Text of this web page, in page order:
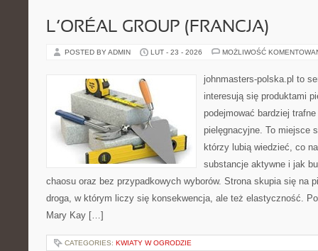
L’ORÉAL GROUP (FRANCJA)
POSTED BY ADMIN LUT - 23 - 2026 MOŻLIWOŚĆ
johnmasters-polska.pl to
interesują się produktami
podejmować bardziej
pielęgnacyjne. To miejsce
którzy lubią wiedzieć, co
substancje aktywne i jak
chaosu oraz bez przypadkowych wyborów. Strona skupia się na
droga, w którym liczy się konsekwencja, ale też elastyczność.
Mary Kay […]
CATEGORIES: KWIATY W OGRODZIE